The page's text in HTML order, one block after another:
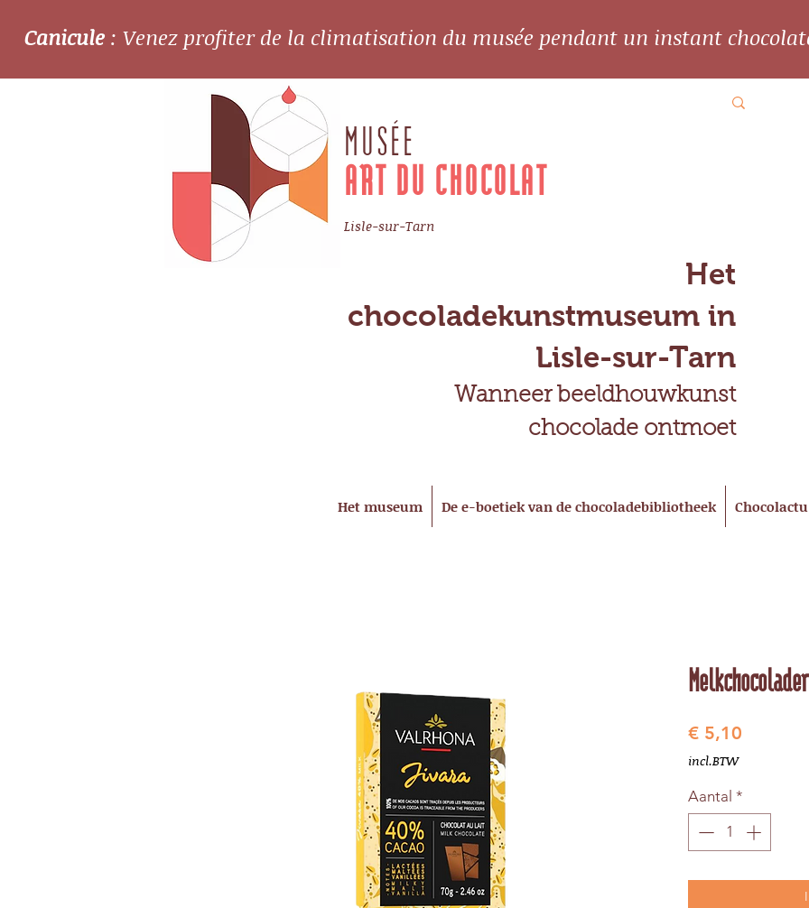
Canicule : Venez profiter de la climatisation du musée pendant un instant
Lisle-sur-Tarn
MUSÉE
ART DU CHOCOLAT
Het
chocoladekunstmuseum in
Lisle-sur-Tarn
Wanneer beeldhouwkunst
chocolade ontmoet
Het museum De e-boetiek van de chocoladebibliotheek Chocolactu
€ 5,10
incl.BTW
Aantal *